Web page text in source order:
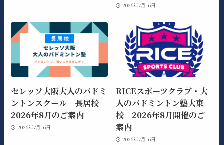
2026年7月16日
セレッソ大阪大人のバドミ
ントンスクール 長居校
2026年8月のご案内
2026年7月16日
RICEスポーツクラブ・大
人のバドミントン塾大東
校 2026年8月開催のご
案内
2026年7月16日